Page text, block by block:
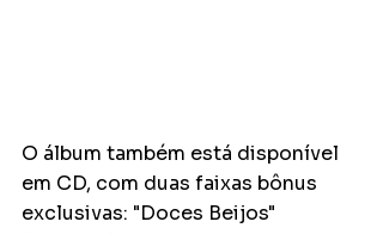
O álbum também está disponível
em CD, com duas faixas bônus
exclusivas: "Doces Beijos"